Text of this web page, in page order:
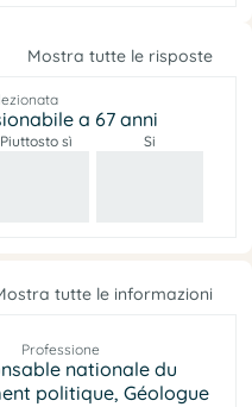
Mostra tutte le risposte
a 67 anni
Piuttosto sì Si
tutte le informazioni
Professione
nationale du
politique, Géologue